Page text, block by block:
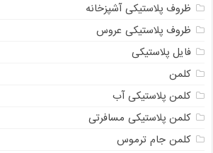
ظروف پلاستیکی آشپزخانه
ظروف پلاستیکی عروس
فایل پلاستیکی
کلمن
کلمن پلاستیکی آب
کلمن پلاستیکی مسافرتی
کلمن جام ترموس